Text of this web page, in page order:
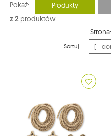
Pokaż: Produkty
z 2 produktów
Strona:
Sortuj: